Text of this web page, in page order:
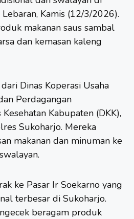
Lebaran, Kamis (12/3/2026).
makanan saus sambal
dan kemasan kaleng
Dinas Koperasi Usaha
Perdagangan
Kabupaten (DKK),
Sukoharjo. Mereka
makanan dan minuman ke
ke Pasar Ir Soekarno yang
terbesar di Sukoharjo.
beragam produk